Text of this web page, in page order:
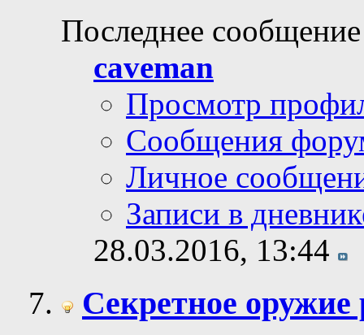
Последнее
caveman
Просмотр
Сообщения
Личное
Записи в
28.03.2016, 13:44
Секретное оружие